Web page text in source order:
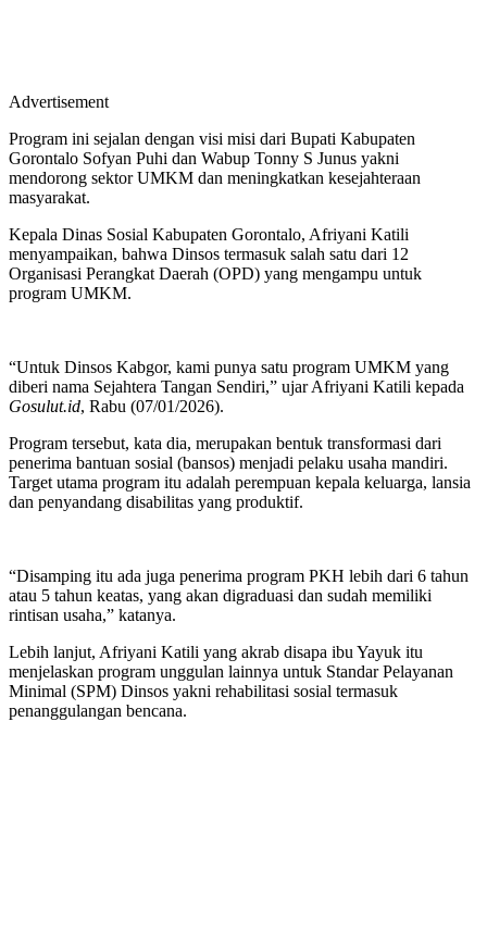
Advertisement
Program ini sejalan dengan visi misi dari Bupati Kabupaten
Gorontalo Sofyan Puhi dan Wabup Tonny S Junus yakni
mendorong sektor UMKM dan meningkatkan kesejahteraan
masyarakat.
Kepala Dinas Sosial Kabupaten Gorontalo, Afriyani Katili
menyampaikan, bahwa Dinsos termasuk salah satu dari 12
Organisasi Perangkat Daerah (OPD) yang mengampu untuk
program UMKM.
“Untuk Dinsos Kabgor, kami punya satu program UMKM yang
diberi nama Sejahtera Tangan Sendiri,” ujar Afriyani Katili kepada
Gosulut.id, Rabu (07/01/2026).
Program tersebut, kata dia, merupakan bentuk transformasi dari
penerima bantuan sosial (bansos) menjadi pelaku usaha mandiri.
Target utama program itu adalah perempuan kepala keluarga, lansia
dan penyandang disabilitas yang produktif.
“Disamping itu ada juga penerima program PKH lebih dari 6 tahun
atau 5 tahun keatas, yang akan digraduasi dan sudah memiliki
rintisan usaha,” katanya.
Lebih lanjut, Afriyani Katili yang akrab disapa ibu Yayuk itu
menjelaskan program unggulan lainnya untuk Standar Pelayanan
Minimal (SPM) Dinsos yakni rehabilitasi sosial termasuk
penanggulangan bencana.